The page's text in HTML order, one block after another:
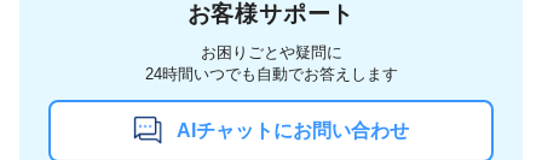
お客様サポート
お困りごとや疑問に
24時間いつでも自動でお答えします
AIチャットにお問い合わせ